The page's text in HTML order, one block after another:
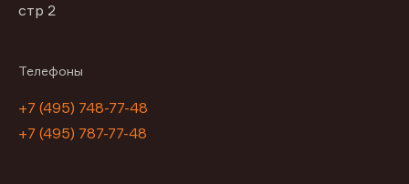
стр 2
Телефоны
+7 (495) 748-77-48
+7 (495) 787-77-48